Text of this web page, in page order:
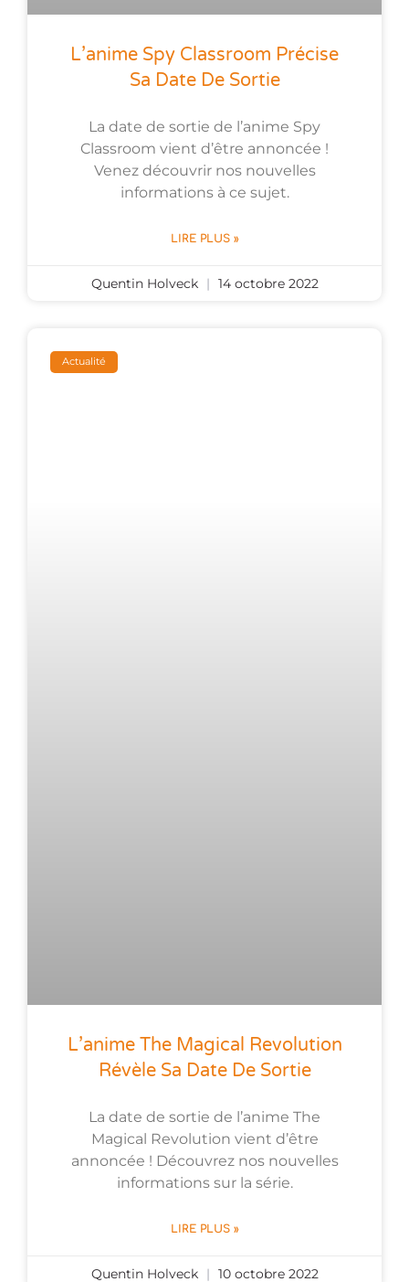
L’anime Spy Classroom Précise
Sa Date De Sortie
La date de sortie de l’anime Spy
Classroom vient d’être annoncée !
Venez découvrir nos nouvelles
informations à ce sujet.
LIRE PLUS »
Quentin Holveck 14 octobre 2022
Actualité
L’anime The Magical Revolution
Révèle Sa Date De Sortie
La date de sortie de l’anime The
Magical Revolution vient d’être
annoncée ! Découvrez nos nouvelles
informations sur la série.
LIRE PLUS »
Quentin Holveck 10 octobre 2022